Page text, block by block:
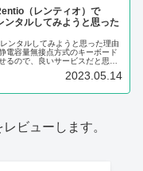
（レンティオ）で
タルしてみようと思った
ンタルしてみようと思った理由
電容量無接点方式のキーボード
るので、良いサービスだと思い
2023.05.14
ビューします。